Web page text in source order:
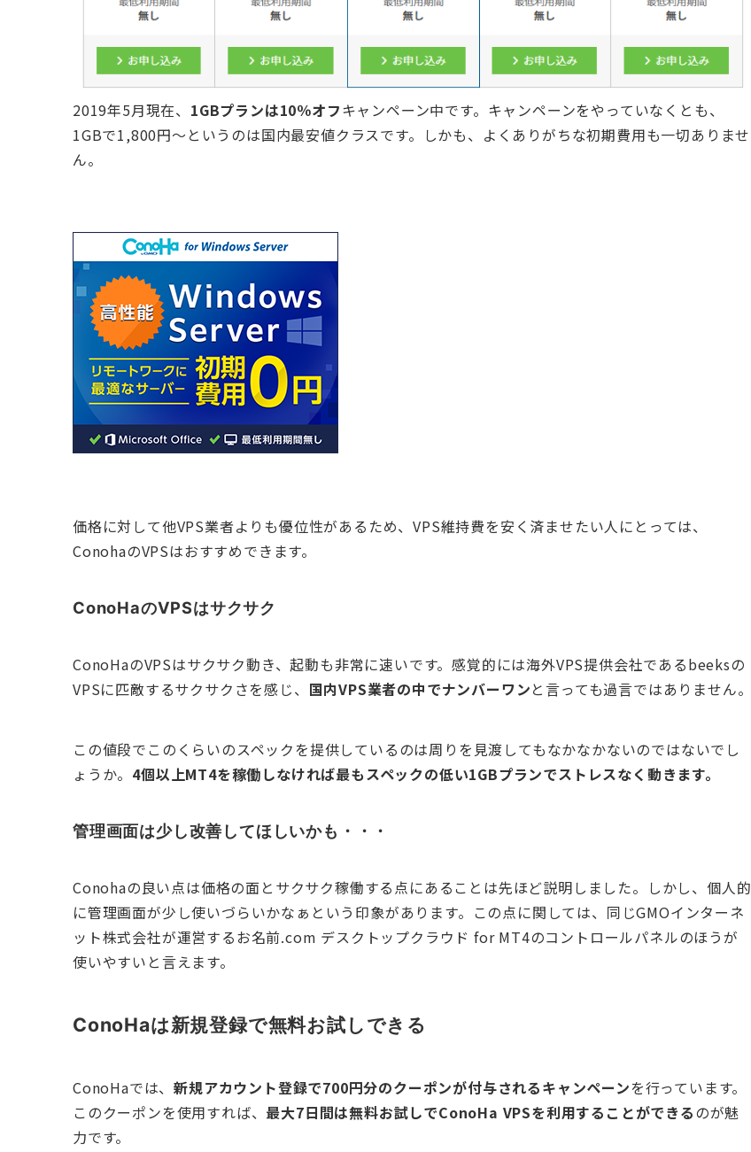
2019年5月現在、 1GBプランは10％オフキャンペーン中です。キャンペーンをやっていなくとも、
1GBで1,800円～というのは国内最安値クラスです。しかも、よくありがちな初期費用も一切ありませ
ん。
価格に対して他VPS業者よりも優位性があるため、VPS維持費を安く済ませたい人にとっては、
ConohaのVPSはおすすめできます。
ConoHaのVPSはサクサク
ConoHaのVPSはサクサク動き、起動も非常に速いです。感覚的には海外VPS提供会社であるbeeksの
VPSに匹敵するサクサクさを感じ、 国内VPS業者の中でナンバーワンと言っても過言ではありません。
この値段でこのくらいのスペックを提供しているのは周りを見渡してもなかなかないのではないでし
ょうか。 4個以上MT4を稼働しなければ最もスペックの低い1GBプランでストレスなく動きます。
管理画面は少し改善してほしいかも・・・
Conohaの良い点は価格の面とサクサク稼働する点にあることは先ほど説明しました。しかし、個人的
に管理画面が少し使いづらいかなぁという印象があります。この点に関しては、同じGMOインターネ
ット株式会社が運営するお名前.com デスクトップクラウド for MT4のコントロールパネルのほうが
使いやすいと言えます。
ConoHaは新規登録で無料お試しできる
ConoHaでは、新規アカウント登録で700円分のクーポンが付与されるキャンペーンを行っています。
このクーポンを使用すれば、 最大7日間は無料お試しでConoHa VPSを利用することができるのが魅
力です。